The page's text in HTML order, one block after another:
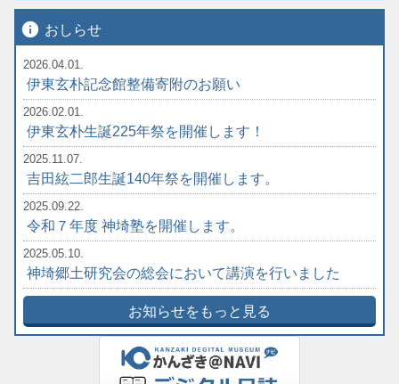
info おしらせ
2026.04.01.
伊東玄朴記念館整備寄附のお願い
2026.02.01.
伊東玄朴生誕225年祭を開催します！
2025.11.07.
吉田絃二郎生誕140年祭を開催します。
2025.09.22.
令和７年度 神埼塾を開催します。
2025.05.10.
神埼郷土研究会の総会において講演を行いました
お知らせをもっと見る